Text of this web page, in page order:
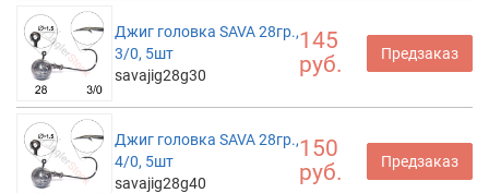
Джиг головка SAVA 28гр.,
3/0, 5шт
savajig28g30
145
руб.
Предзаказ
Джиг головка SAVA 28гр.,
4/0, 5шт
savajig28g40
150
руб.
Предзаказ